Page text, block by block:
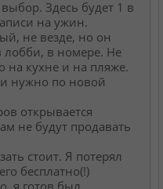
Здесь будет 1 в
на ужин.
не везде, но он
в номере. Не
на кухне и на пляже.
нужно по новой
открывается
не будут продавать
стоит. Я потерял
бесплатно(!)